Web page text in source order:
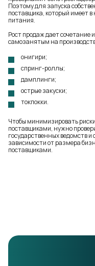
Поэтому для запуска
поставщика, который имеет
питания.
Рост продаж дает
самозанятым на
онигири;
спринг-роллы;
дамплинги;
острые закуски;
токпокки.
Чтобы минимизировать
поставщиками, нужно
государственных ведомств
зависимости от размера
поставщиками.